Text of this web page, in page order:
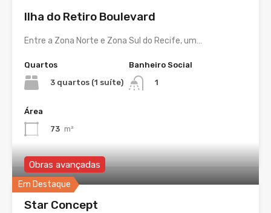
Ilha do Retiro Boulevard
Entre a Zona Norte e Zona Sul do Recife, um…
Quartos
3 quartos (1 suíte)
Banheiro Social
1
Área
73 m²
Em Destaque
Obras avançadas
Star Concept